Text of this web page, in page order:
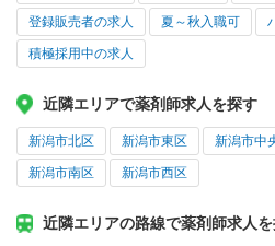
登録販売者の求人 夏～秋入職可
積極採用中の求人
近隣エリアで薬剤師求人を探す
新潟市北区 新潟市東区 新潟市中
新潟市南区 新潟市西区
近隣エリアの路線で薬剤師求人